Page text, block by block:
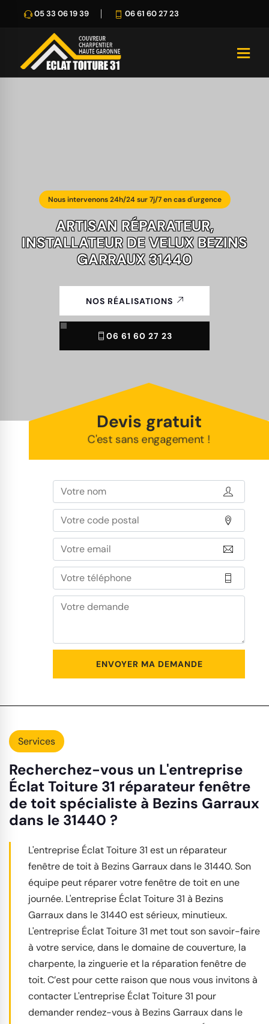
05 33 06 19 39 06 61 60 27 23
Nous intervenons 24h/24 sur 7j/7 en cas d'urgence
ARTISAN RÉPARATEUR,
INSTALLATEUR DE VELUX BEZINS
GARRAUX 31440
NOS RÉALISATIONS
06 61 60 27 23
Devis gratuit
C'est sans engagement !
Services
Recherchez-vous un L'entreprise
Éclat Toiture 31 réparateur fenêtre
de toit spécialiste à Bezins Garraux
dans le 31440 ?
L'entreprise Éclat Toiture 31 est un réparateur
fenêtre de toit à Bezins Garraux dans le 31440. Son
équipe peut réparer votre fenêtre de toit en une
journée. L'entreprise Éclat Toiture 31 à Bezins
Garraux dans le 31440 est sérieux, minutieux.
L'entreprise Éclat Toiture 31 met tout son savoir-faire
à votre service, dans le domaine de couverture, la
charpente, la zinguerie et la réparation fenêtre de
toit. C’est pour cette raison que nous vous invitons à
contacter L'entreprise Éclat Toiture 31 pour
demander rendez-vous à Bezins Garraux dans le